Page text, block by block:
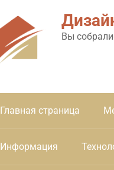
Вы
Главная страница
Информация